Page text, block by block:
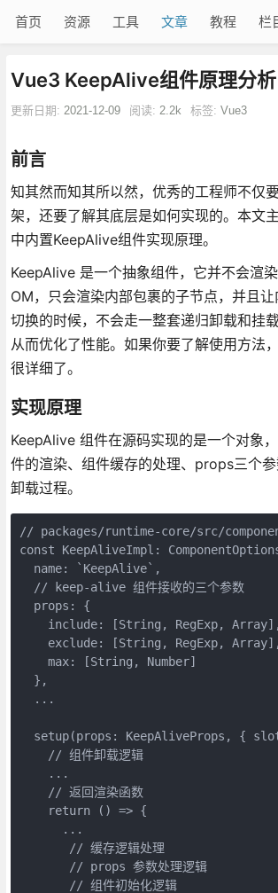
首页 资源 工具 文章 教程 栏
Vue3 KeepAlive组件原理分析
更新日期: 2021-12-09 阅读: 2.2k 标签: Vue3
前言
知其然而知其所以然，优秀的工程师不仅
架，还要了解其底层是如何实现的。本文
中内置KeepAlive组件实现原理。
KeepAlive 是一个抽象组件，它并不会渲
OM，只会渲染内部包裹的子节点，并且
切换的时候，不会走一整套递归卸载和挂
从而优化了性能。如果你要了解使用方法
很详细了。
实现原理
KeepAlive 组件在源码实现的是一个对象
件的渲染、组件缓存的处理、props三个
卸载过程。
// packages/runtime-core/src/
const KeepAliveImpl:
  name: `KeepAlive`,
  // keep-alive 组件接收的三个参数
  props: {
    include: [String, RegExp, Array],
    exclude: [String, RegExp, Array],
    max: [String, Number]
  },
  ...
setup(props: KeepAliveProps, {
    // 组件卸载逻辑
    ...
    // 返回渲染函数
    return () => {
      ...
       // 缓存逻辑处理
       // props 参数处理逻辑
       // 组件初始化逻辑